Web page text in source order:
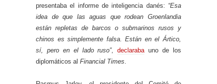
presentaba el informe de inteligencia danés: “Esa
idea de que las aguas que rodean Groenlandia
están repletas de barcos o submarinos rusos y
chinos es simplemente falsa. Están en el Ártico,
sí, pero en el lado ruso”,declarabauno de los
diplomáticos al Financial Times.